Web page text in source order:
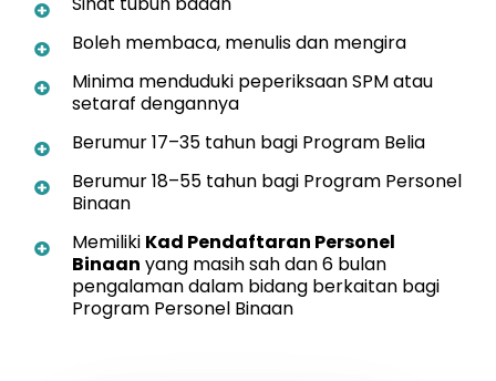
Boleh membaca, menulis dan mengira
Minima menduduki peperiksaan SPM atau
setaraf dengannya
Berumur 17–35 tahun bagi Program Belia
Berumur 18–55 tahun bagi Program Personel
Binaan
Memiliki Kad Pendaftaran Personel
Binaan yang masih sah dan 6 bulan
pengalaman dalam bidang berkaitan bagi
Program Personel Binaan